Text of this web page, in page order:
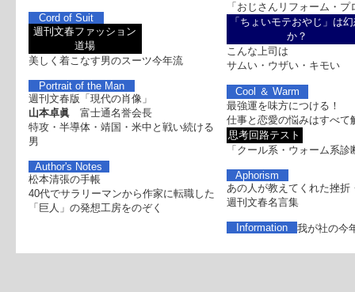
Cord of Suit
週刊文春ファッション
道場
美しく着こなす男のスーツ今年流
Portrait of the Man
週刊文春版「現代の肖像」
山本卓眞富士通名誉会長
特攻・半導体・靖国・米中と戦い続ける
男
Author's Notes
松本清張の手帳
40代でサラリーマンから作家に転職した
「巨人」の発想工房をのぞく
「おじさんリフォーム・プ
「ちょいモテおやじ」は
か？
こんな上司は
サムい・ウザい・キモい
Cool ＆ Warm
最強運を味方につける！
仕事と恋愛の悩みはすべて
思考回路テスト
「クール系・ウォーム系診
Aphorism
あの人が教えてくれた挫折
週刊文春名言集
Information 我が社の今